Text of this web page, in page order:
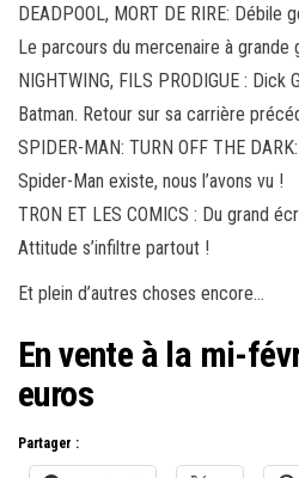
DEADPOOL, MORT DE RIRE: Débile
Le parcours du mercenaire à grande
NIGHTWING, FILS PRODIGUE : Dick
Batman. Retour sur sa carrière
SPIDER-MAN: TURN OFF THE
Spider-Man existe, nous l’avons vu !
TRON ET LES COMICS : Du grand
Attitude s’infiltre partout !
Et plein d’autres choses encore…
En vente à la mi-
euros
Partager :